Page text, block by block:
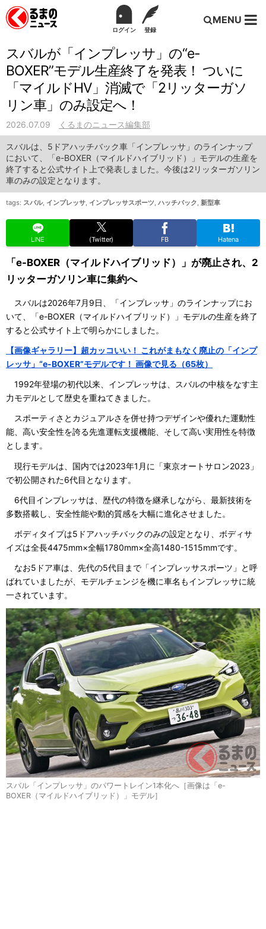
ログイン 登録
MENU
スバルが「インプレッサ」の“e-
BOXER”モデル生産終了を発表！ ついに
「マイルドHV」消滅で「2リッターガソ
リン車」のみ設定へ！
2026.07.09 くるまのニュース編集部
スバルは、5ドアハッチバック車「インプレッサ」のラインナップ
において、「e-BOXER（マイルドハイブリッド）」モデルの生産を
終了すると公式サイト上で発表しました。今後は2リッターガソリン
車のみの設定となります。
tags: スバル, インプレッサ, インプレッサスポーツ, ハッチバック, 新型車
LINE (Twitter) FB Hatena
「e-BOXER（マイルドハイブリッド）」が廃止され、2
リッターガソリン車に集約へ
スバルは2026年7月9日、「インプレッサ」のラインナップにお
いて、「e-BOXER（マイルドハイブリッド）」モデルの生産を終了
すると公式サイト上で明らかにしました。
【画像ギャラリー】超カッコいい！ これがまもなく廃止の「インプ
レッサ」“e-BOXER”モデルです！ 画像で見る（65枚）
1992年登場の初代以来、インプレッサは、スバルの中核をなす主
力モデルとして歴史を重ねてきました。
スポーティさとカジュアルさを併せ持つデザインや優れた運動性
能、高い安全性を誇る先進運転支援機能、そして高い実用性を特徴
とします。
現行モデルは、国内では2023年1月に「東京オートサロン2023」
で初公開された6代目となります。
6代目インプレッサは、歴代の特徴を継承しながら、最新技術を
多数搭載し、安全性能や動的質感を大幅に進化させました。
ボディタイプは5ドアハッチバックのみの設定となり、ボディサ
イズは全長4475mm×全幅1780mm×全高1480-1515mmです。
なお5ドア車は、先代の5代目まで「インプレッサスポーツ」と呼
ばれていましたが、モデルチェンジを機に車名もインプレッサに統
一されています。
スバル「インプレッサ」のパワートレイン1本化へ［画像は「e-
BOXER（マイルドハイブリッド）」モデル］